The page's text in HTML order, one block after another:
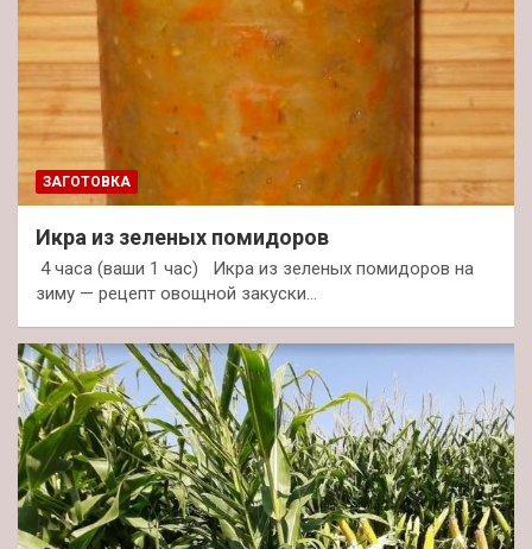
ЗАГОТОВКА
Икра из зеленых помидоров
4 часа (ваши 1 час) Икра из зеленых помидоров на
зиму — рецепт овощной закуски…